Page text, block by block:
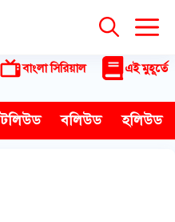
বাংলা সিরিয়াল এই মুহূর্তে
টলিউড বলিউড হলিউড